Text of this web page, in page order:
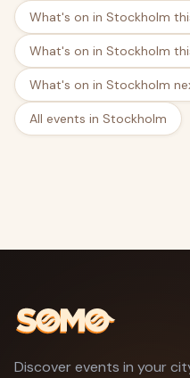
What's on in Stockholm
What's on in Stockholm
What's on in Stockholm
All events in Stockholm
Discover events in your